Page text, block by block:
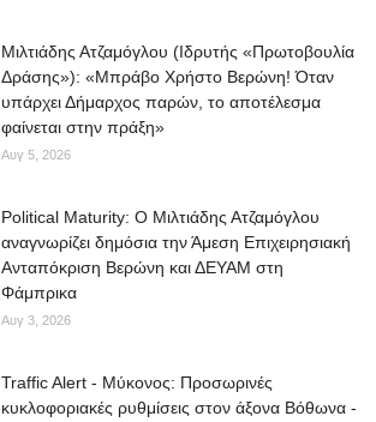
Μιλτιάδης Ατζαμόγλου (Ιδρυτής «Πρωτοβουλία
Δράσης»): «Μπράβο Χρήστο Βερώνη! Όταν
υπάρχει Δήμαρχος παρών, το αποτέλεσμα
φαίνεται στην πράξη»
Αυγ 5, 2026
Political Maturity: Ο Μιλτιάδης Ατζαμόγλου
αναγνωρίζει δημόσια την Άμεση Επιχειρησιακή
Ανταπόκριση Βερώνη και ΔΕΥΑΜ στη
Φάμπρικα
Αυγ 3, 2026
Traffic Alert - Μύκονος: Προσωρινές
κυκλοφοριακές ρυθμίσεις στον άξονα Βόθωνα -